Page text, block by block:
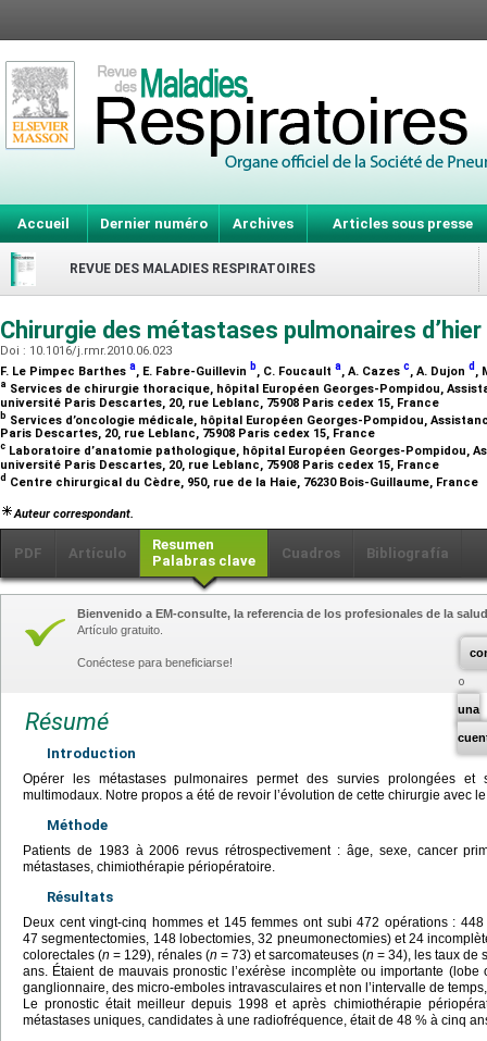
Accueil Dernier numéro Archives Articles sous presse
REVUE DES MALADIES RESPIRATOIRES
Chirurgie des métastases pulmonaires
Doi : 10.1016/j.rmr.2010.06.023
F. Le Pimpec Barthes a, E. Fabre-Guillevin b, C. Foucault a, A. Cazes c, A. Dujon d ,
a Services de chirurgie thoracique, hôpital Européen Georges-Pompidou,
université Paris Descartes, 20, rue Leblanc, 75908 Paris cedex 15, France
b Services d’oncologie médicale, hôpital Européen Georges-Pompidou,
Paris Descartes, 20, rue Leblanc, 75908 Paris cedex 15, France
c Laboratoire d’anatomie pathologique, hôpital Européen Georges-Pompidou,
université Paris Descartes, 20, rue Leblanc, 75908 Paris cedex 15, France
d Centre chirurgical du Cèdre, 950, rue de la Haie, 76230 Bois-Guillaume, France
Auteur correspondant.
PDF Artículo
Resumen
Palabras clave
Cuadros Bibliografía
una
Bienvenido a EM-consulte, la referencia de los profesionales de la
Artículo gratuito.
Conéctese para beneficiarse!
Résumé
Introduction
Opérer les métastases pulmonaires permet des survies prolongées et
multimodaux. Notre propos a été de revoir l’évolution de cette chirurgie avec
Méthode
Patients de 1983 à 2006 revus rétrospectivement : âge, sexe, cancer
métastases, chimiothérapie périopératoire.
Résultats
Deux cent vingt-cinq hommes et 145 femmes ont subi 472 opérations :
47 segmentectomies, 148 lobectomies, 32 pneumonectomies) et 24
colorectales (n = 129), rénales (n = 73) et sarcomateuses (n = 34), les taux de
ans. Étaient de mauvais pronostic l’exérèse incomplète ou importante (lobe
ganglionnaire, des micro-emboles intravasculaires et non l’intervalle de
Le pronostic était meilleur depuis 1998 et après chimiothérapie
métastases uniques, candidates à une radiofréquence, était de 48 % à cinq